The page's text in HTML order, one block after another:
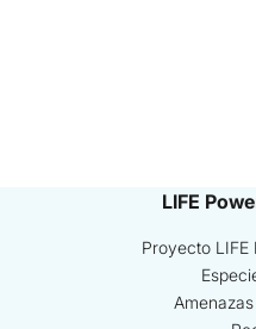
LIFE
Proyecto LIFE